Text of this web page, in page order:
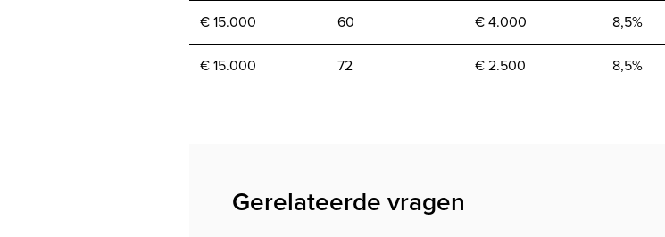
€ 15.000 60 € 4.000 8,5%
€ 15.000 72 € 2.500 8,5%
Gerelateerde vragen